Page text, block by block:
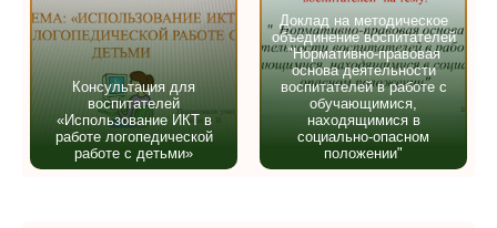
Консультация для
воспитателей
«Использование ИКТ в
работе логопедической
работе с детьми»
Доклад на методическое
объединение воспитателей
"Нормативно-правовая
основа деятельности
воспитателей в работе с
обучающимися,
находящимися в
социально-опасном
положении"